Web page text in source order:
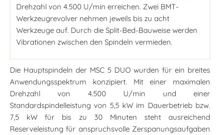
Drehzahl von 4.500 U/min erreichen. Zwei BMT-
Werkzeugrevolver nehmen jeweils bis zu acht
Werkzeuge auf. Durch die Split-Bed-Bauweise werden
Vibrationen zwischen den Spindeln vermieden.
Die Hauptspindeln der MSC 5 DUO wurden für ein breites
Anwendungsspektrum konzipiert. Mit einer maximalen
Drehzahl von 4.500 U/min und einer
Standardspindelleistung von 5,5 kW im Dauerbetrieb bzw.
7,5 kW für bis zu 30 Minuten steht ausreichend
Reserveleistung für anspruchsvolle Zerspanungsaufgaben